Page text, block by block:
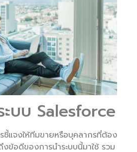
ะบบ Salesforce
ชี้แจงให้ทีมขายหรือบุคลากรที่ต้อง
งข้อดีของการนำระบบนี้มาใช้ รวม